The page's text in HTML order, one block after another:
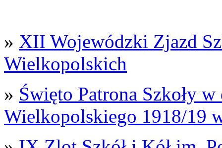
» XII Wojewódzki Zjazd
Wielkopolskich
» Święto Patrona Szkoły
Wielkopolskiego 1918/19